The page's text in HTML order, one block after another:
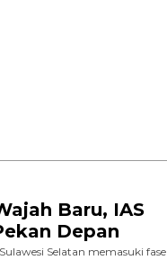
Baru, IAS
Depan
Selatan memasuki fase